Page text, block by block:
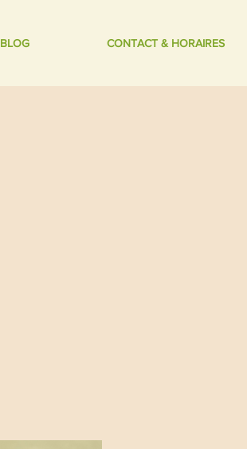
BLOG CONTACT & HORAIRES